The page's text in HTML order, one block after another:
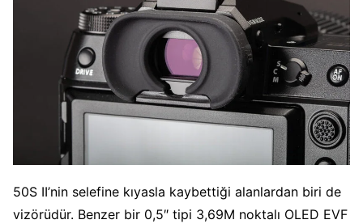
50S II’nin selefine kıyasla kaybettiği alanlardan biri de
vizörüdür. Benzer bir 0,5″ tipi 3,69M noktalı OLED EVF